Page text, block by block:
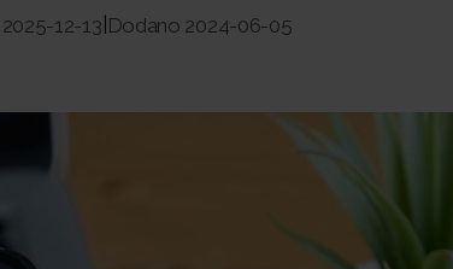
12-13 Dodano 2024-06-05